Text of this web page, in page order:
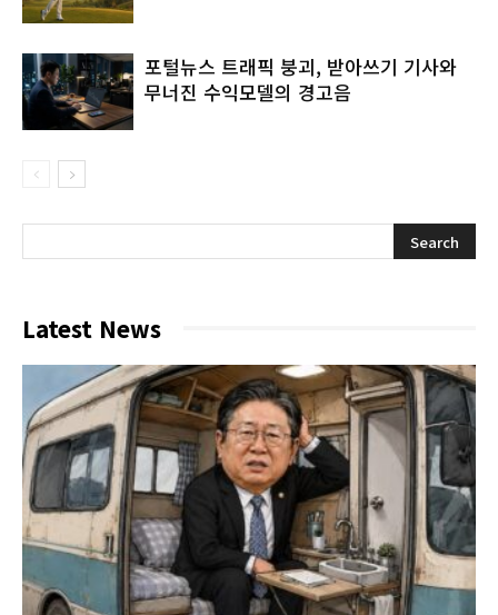
포털뉴스 트래픽 붕괴, 받아쓰기 기사와
무너진 수익모델의 경고음
Latest News